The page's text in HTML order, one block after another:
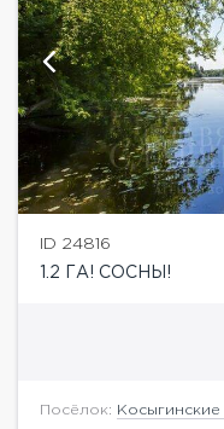
ID 24816
1.2 ГА! СОСНЫ!
Посёлок: Косыгинские